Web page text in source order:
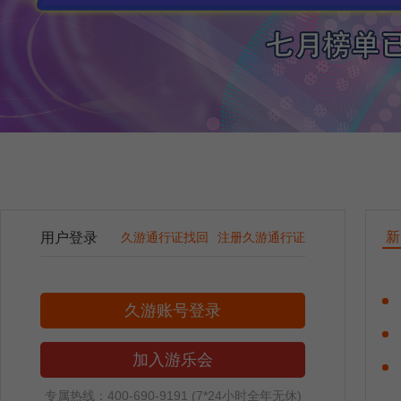
用户登录 注册久游通行证
久游通行证找回
久游账号登录
加入游乐会
专属热线：400-690-9191 (7*24小时全年无休)